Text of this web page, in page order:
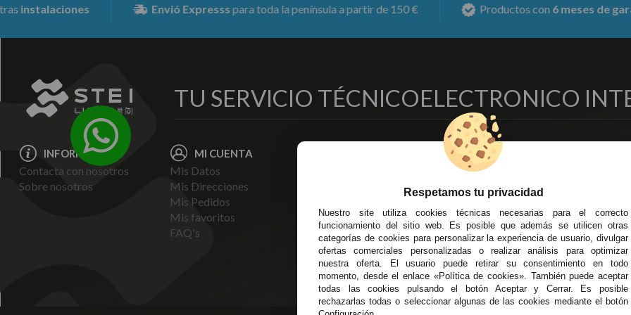
Envió Expresss para toda la península a partir de 150 € Productos con 6 meses de garantía
TU SERVICIO TÉCNICOELECTRONICO
INFORMACIÓN
Contacta con nosotros
Sobre nosotros
MI CUENTA
Mis Datos
Mis Direcciones
Mis Pedidos
Mis favoritos
FAQ's
Entregas y Devoluciones
Pago Seguro
Terminos y
Condiciones Generales
Políticas de Cookies
DELEGACIONES
Écija - Sevilla
Av. Plaza de Toros. Local 3
Córdoba
C/ Ingeniero Iribarren, 14
Alzira - Valencia
C/ Esplugues, 135
Respetamos tu privacidad
Nuestro site utiliza cookies técnicas necesarias para el correcto
funcionamiento del sitio web. Es posible que además se utilicen otras
categorías de cookies para personalizar la experiencia de usuario, divulgar
ofertas comerciales personalizadas o realizar análisis para optimizar
nuestra oferta. El usuario puede retirar su consentimiento en todo
momento, desde el enlace «Política de cookies». También puede aceptar
todas las cookies pulsando el botón Aceptar y Cerrar. Es posible
rechazarlas todas o seleccionar algunas de las cookies mediante el botón